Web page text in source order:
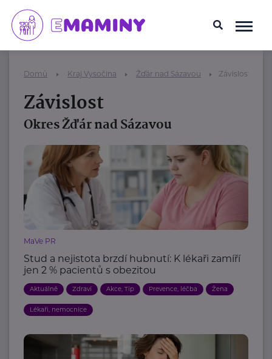
Domů Kraj Vysočina Žďár nad Sázavou Závislost
Závislost
Okres Žďár nad Sázavou
MaVe PR
Stud a nejistota brzdí hubnutí: K lékaři zamíří
jen 2 % pacientů s obezitou
Aktuálně Zdraví Akce, Tip Prevence, léčba Žena
Lékaři, nemocnice